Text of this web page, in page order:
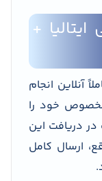
+
آنلاین انجام
خود را
در دریافت این
ارسال کامل